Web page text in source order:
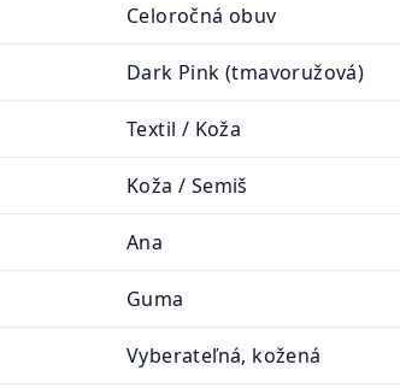
Celoročná obuv
Dark Pink (tmavoružová)
Textil / Koža
Koža / Semiš
Ana
Guma
Vyberateľná, kožená